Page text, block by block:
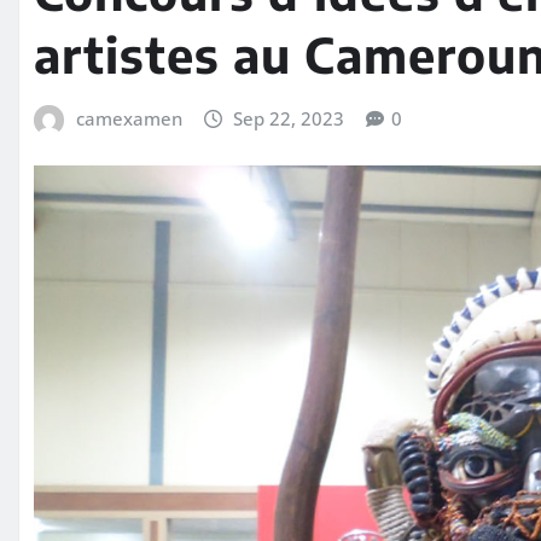
artistes au
camexamen Sep 22, 2023 0